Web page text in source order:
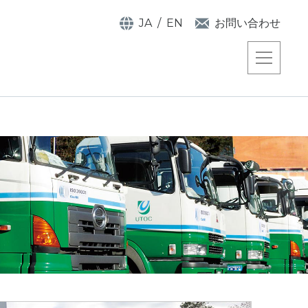
JA EN お問い合わせ
物流事業
プラント事業
企業理念
宇徳の強み
企業情報
サステナビリティ
電子公告